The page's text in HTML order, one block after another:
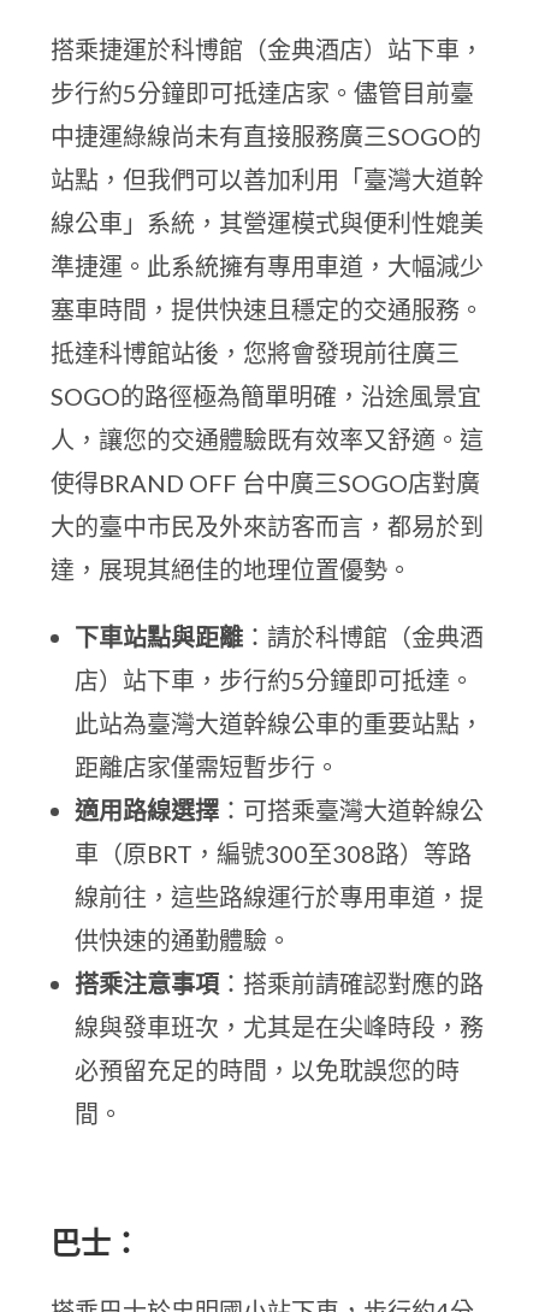
搭乘捷運於科博館（金典酒店）站下車，
步行約5分鐘即可抵達店家。儘管目前臺
中捷運綠線尚未有直接服務廣三SOGO的
站點，但我們可以善加利用「臺灣大道幹
線公車」系統，其營運模式與便利性媲美
準捷運。此系統擁有專用車道，大幅減少
塞車時間，提供快速且穩定的交通服務。
抵達科博館站後，您將會發現前往廣三
SOGO的路徑極為簡單明確，沿途風景宜
人，讓您的交通體驗既有效率又舒適。這
使得BRAND OFF 台中廣三SOGO店對廣
大的臺中市民及外來訪客而言，都易於到
達，展現其絕佳的地理位置優勢。
下車站點與距離 ：請於科博館（金典酒
店）站下車，步行約5分鐘即可抵達。
此站為臺灣大道幹線公車的重要站點，
距離店家僅需短暫步行。
適用路線選擇 ：可搭乘臺灣大道幹線公
車（原BRT，編號300至308路）等路
線前往，這些路線運行於專用車道，提
供快速的通勤體驗。
搭乘注意事項 ：搭乘前請確認對應的路
線與發車班次，尤其是在尖峰時段，務
必預留充足的時間，以免耽誤您的時
間。
巴士：